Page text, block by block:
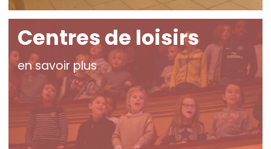
Centres de loisirs
en savoir plus